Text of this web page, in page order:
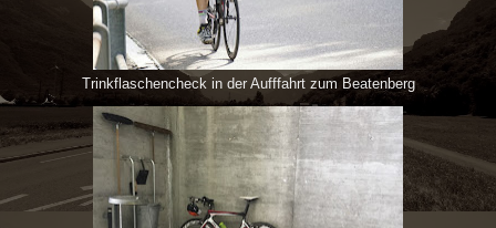
Trinkflaschencheck in der Aufffahrt zum Beatenberg